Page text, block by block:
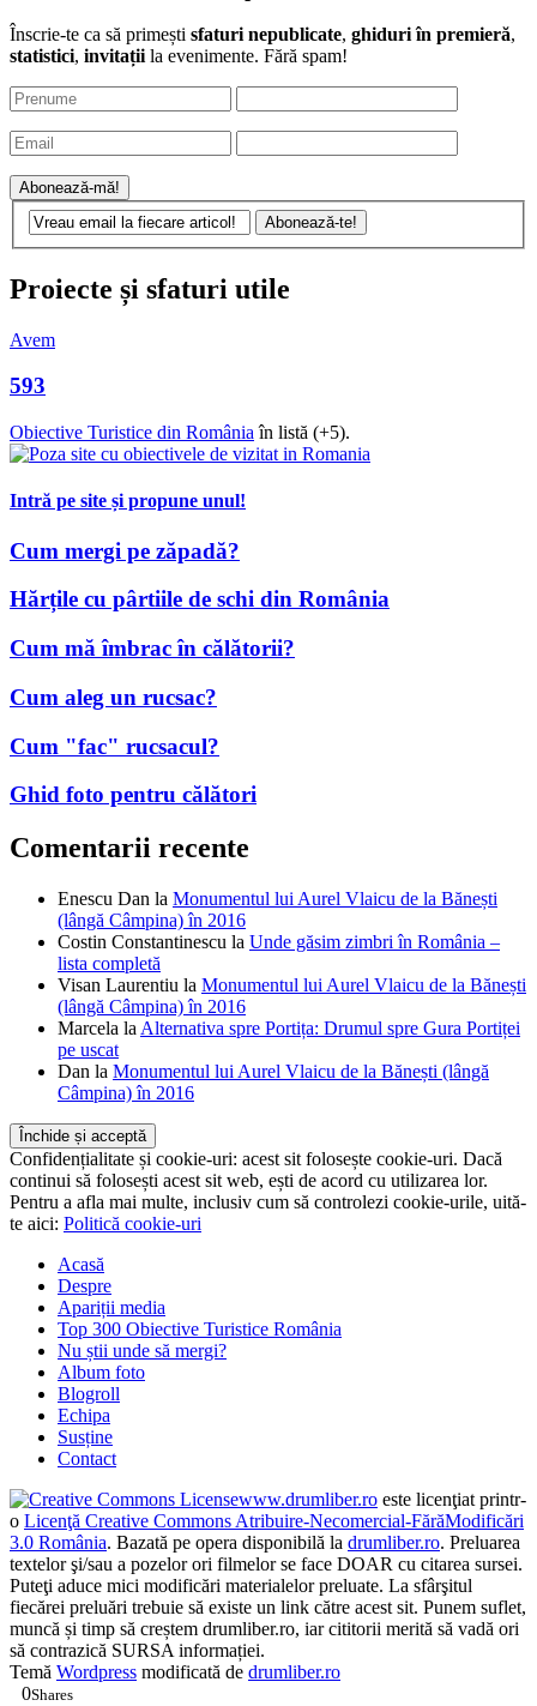
Înscrie-te ca să primești sfaturi nepublicate, ghiduri în premieră,
statistici, invitații la evenimente. Fără spam!
Proiecte și sfaturi utile
Avem
593
Obiective Turistice din România în listă (+5).
Intră pe site și propune unul!
Cum mergi pe zăpadă?
Hărțile cu pârtiile de schi din România
Cum mă îmbrac în călătorii?
Cum aleg un rucsac?
Cum "fac" rucsacul?
Ghid foto pentru călători
Comentarii recente
Enescu Dan la Monumentul lui Aurel Vlaicu de la Bănești
(lângă Câmpina) în 2016
Costin Constantinescu la Unde găsim zimbri în România –
lista completă
Visan Laurentiu la Monumentul lui Aurel Vlaicu de la Bănești
(lângă Câmpina) în 2016
Marcela la Alternativa spre Portița: Drumul spre Gura Portiței
pe uscat
Dan la Monumentul lui Aurel Vlaicu de la Bănești (lângă
Câmpina) în 2016
Confidențialitate și cookie-uri: acest sit folosește cookie-uri. Dacă
continui să folosești acest sit web, ești de acord cu utilizarea lor.
Pentru a afla mai multe, inclusiv cum să controlezi cookie-urile, uită-
te aici: Politică cookie-uri
Acasă
Despre
Apariții media
Top 300 Obiective Turistice România
Nu știi unde să mergi?
Album foto
Blogroll
Echipa
Susține
Contact
www.drumliber.ro este licenţiat printr-
o Licenţă Creative Commons Atribuire-Necomercial-FărăModificări
3.0 România. Bazată pe opera disponibilă la drumliber.ro. Preluarea
textelor şi/sau a pozelor ori filmelor se face DOAR cu citarea sursei.
Puteţi aduce mici modificări materialelor preluate. La sfârşitul
fiecărei preluări trebuie să existe un link către acest sit. Punem suflet,
muncă și timp să creștem drumliber.ro, iar cititorii merită să vadă ori
să contrazică SURSA informației.
Temă Wordpress modificată de drumliber.ro
0Shares